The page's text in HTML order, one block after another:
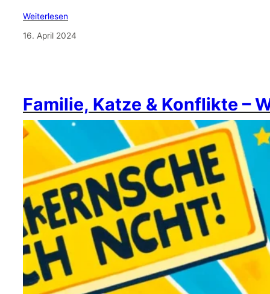
Weiterlesen
16. April 2024
Familie, Katze & Konflikte –